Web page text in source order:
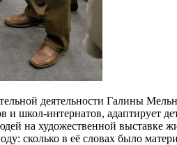
деятельности Галины
и школ-интернатов,
на художественной
сколько в её словах было